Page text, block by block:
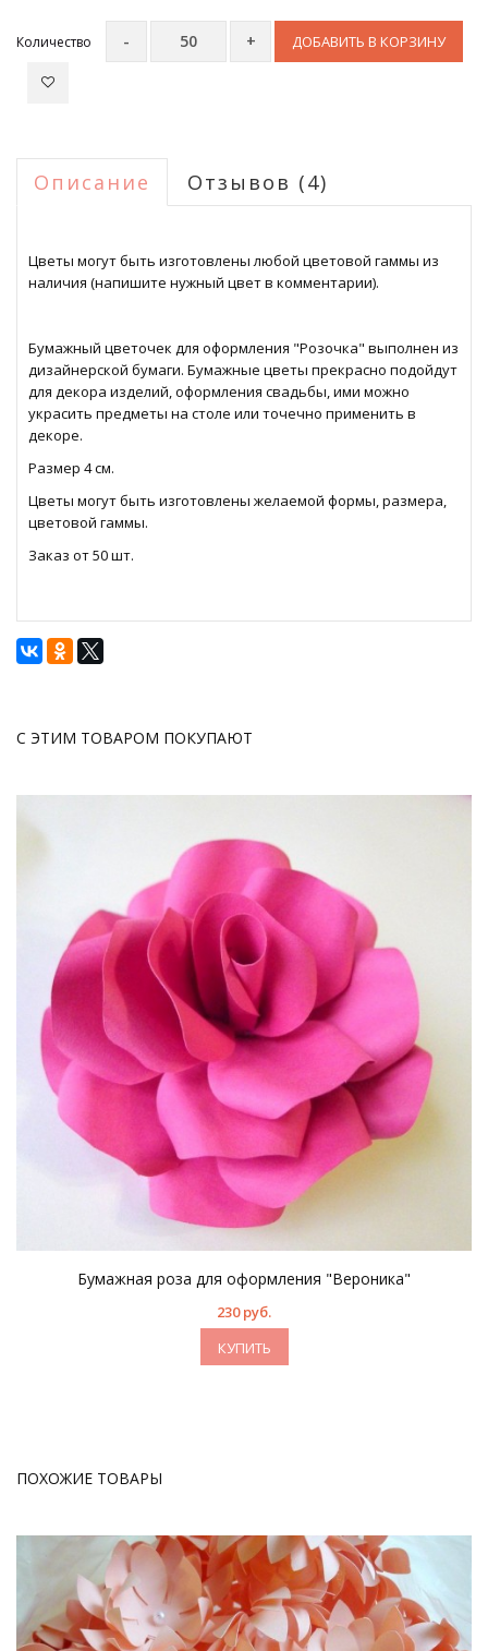
Количество ДОБАВИТЬ В КОРЗИНУ
Описание Отзывов (4)
Цветы могут быть изготовлены любой цветовой гаммы из
наличия (напишите нужный цвет в комментарии).
Бумажный цветочек для оформления "Розочка" выполнен из
дизайнерской бумаги. Бумажные цветы прекрасно подойдут
для декора изделий, оформления свадьбы, ими можно
украсить предметы на столе или точечно применить в
декоре.
Размер 4 см.
Цветы могут быть изготовлены желаемой формы, размера,
цветовой гаммы.
Заказ от 50 шт.
С ЭТИМ ТОВАРОМ ПОКУПАЮТ
Бумажная роза для оформления "Вероника"
230 руб.
КУПИТЬ
ПОХОЖИЕ ТОВАРЫ